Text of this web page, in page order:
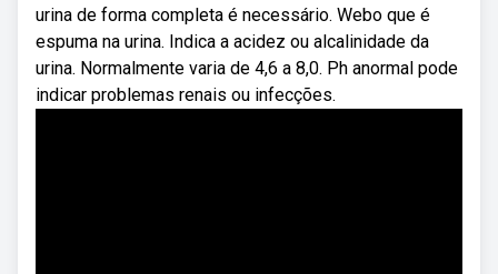
urina de forma completa é necessário. Webo que é
espuma na urina. Indica a acidez ou alcalinidade da
urina. Normalmente varia de 4,6 a 8,0. Ph anormal pode
indicar problemas renais ou infecções.